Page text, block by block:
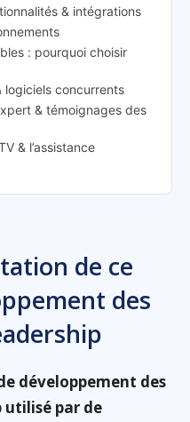
& intégrations
: pourquoi choisir
logiciels concurrents
& témoignages des
& l’assistance
de ce
des
développement des
utilisé par de